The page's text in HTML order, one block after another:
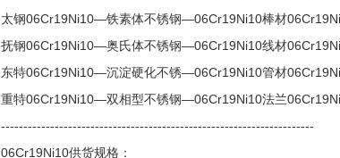
太钢06Cr19Ni10—铁素体不锈钢—06Cr19Ni10棒材
抚钢06Cr19Ni10—奥氏体不锈钢—06Cr19Ni10线材
东特06Cr19Ni10—沉淀硬化不锈—06Cr19Ni10管材
重特06Cr19Ni10—双相型不锈钢—06Cr19Ni10法兰
----------------------------------------------------------------------
06Cr19Ni10供货规格：